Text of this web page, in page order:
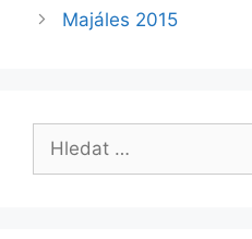
Majáles 2015